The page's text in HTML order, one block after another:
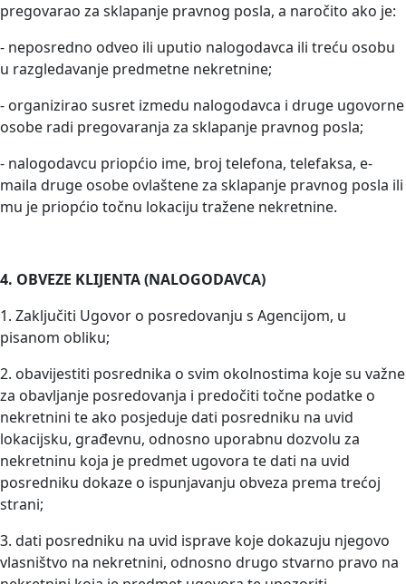
pregovarao za sklapanje pravnog posla, a naročito ako je:
- neposredno odveo ili uputio nalogodavca ili treću osobu
u razgledavanje predmetne nekretnine;
- organizirao susret izmedu nalogodavca i druge ugovorne
osobe radi pregovaranja za sklapanje pravnog posla;
- nalogodavcu priopćio ime, broj telefona, telefaksa, e-
maila druge osobe ovlaštene za sklapanje pravnog posla ili
mu je priopćio točnu lokaciju tražene nekretnine.
4. OBVEZE KLIJENTA (NALOGODAVCA)
1. Zaključiti Ugovor o posredovanju s Agencijom, u
pisanom obliku;
2. obavijestiti posrednika o svim okolnostima koje su važne
za obavljanje posredovanja i predočiti točne podatke o
nekretnini te ako posjeduje dati posredniku na uvid
lokacijsku, građevnu, odnosno uporabnu dozvolu za
nekretninu koja je predmet ugovora te dati na uvid
posredniku dokaze o ispunjavanju obveza prema trećoj
strani;
3. dati posredniku na uvid isprave koje dokazuju njegovo
vlasništvo na nekretnini, odnosno drugo stvarno pravo na